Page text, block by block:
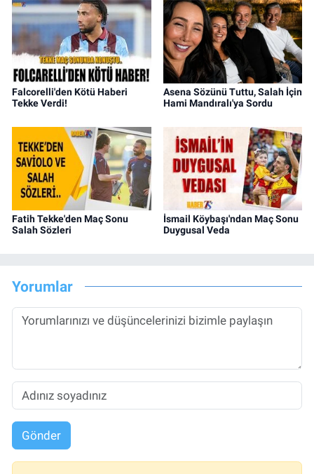
Falcorelli'den Kötü Haberi
Tekke Verdi!
Asena Sözünü Tuttu, Salah İçin
Hami Mandıralı'ya Sordu
Fatih Tekke'den Maç Sonu
Salah Sözleri
İsmail Köybaşı'ndan Maç Sonu
Duygusal Veda
Yorumlar
Gönder